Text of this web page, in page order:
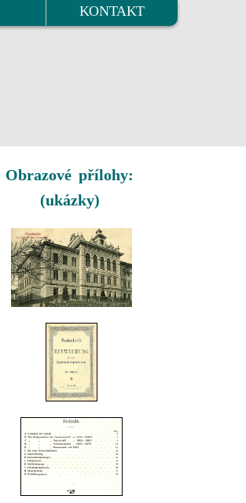
KONTAKT
Obrazové přílohy:
(ukázky)